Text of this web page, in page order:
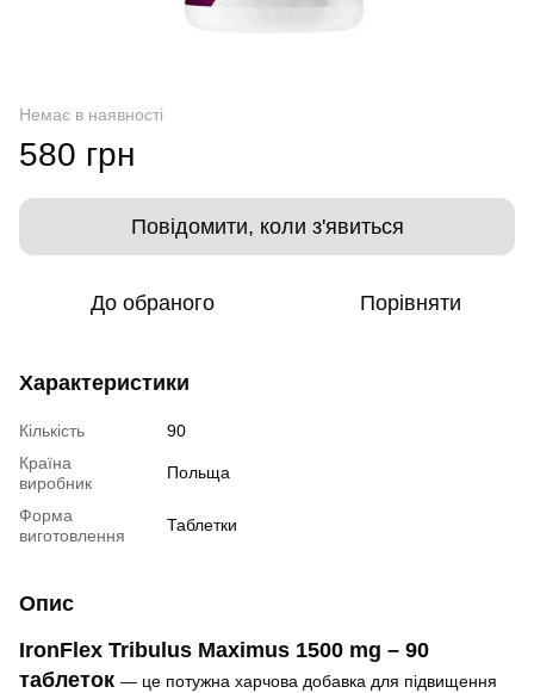
Немає в наявності
580 грн
Повідомити, коли з'явиться
До обраного Порівняти
Характеристики
Кількість
90
Країна
виробник
Польща
Форма
виготовлення
Таблетки
Опис
IronFlex Tribulus Maximus 1500 mg – 90
таблеток — це потужна харчова добавка для підвищення